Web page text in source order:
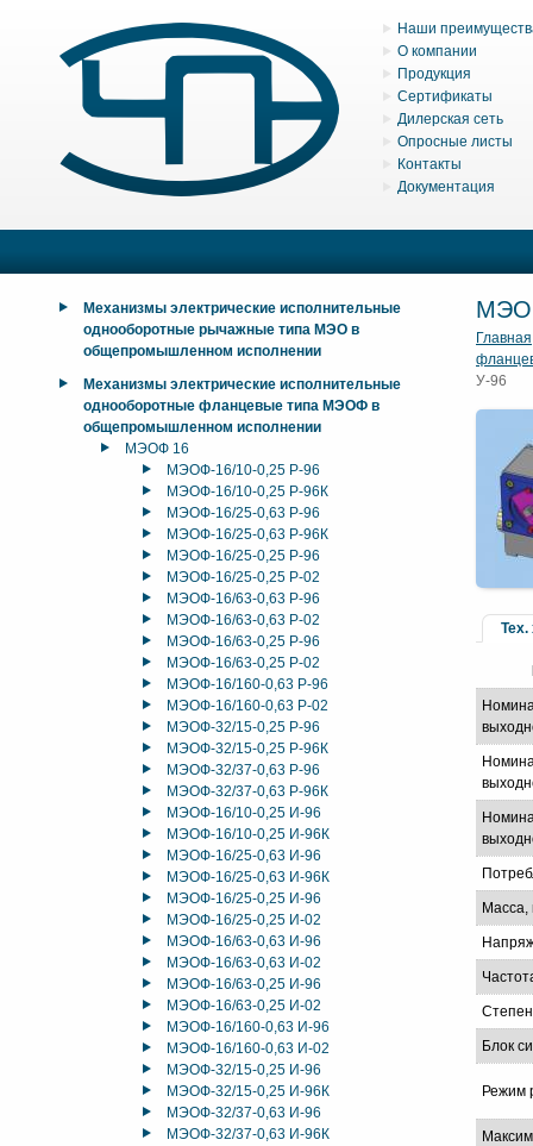
Наши
О компании
Продукция
Сертификаты
Дилерская сеть
Опросные листы
Контакты
Документация
Механизмы электрические исполнительные
однооборотные рычажные типа МЭО в
общепромышленном исполнении
Механизмы электрические исполнительные
однооборотные фланцевые типа МЭОФ в
общепромышленном исполнении
МЭОФ 16
МЭОФ-16/10-0,25 Р-96
МЭОФ-16/10-0,25 Р-96К
МЭОФ-16/25-0,63 Р-96
МЭОФ-16/25-0,63 Р-96К
МЭОФ-16/25-0,25 Р-96
МЭОФ-16/25-0,25 Р-02
МЭОФ-16/63-0,63 Р-96
МЭОФ-16/63-0,63 Р-02
МЭОФ-16/63-0,25 Р-96
МЭОФ-16/63-0,25 Р-02
МЭОФ-16/160-0,63 Р-96
МЭОФ-16/160-0,63 Р-02
МЭОФ-32/15-0,25 Р-96
МЭОФ-32/15-0,25 Р-96К
МЭОФ-32/37-0,63 Р-96
МЭОФ-32/37-0,63 Р-96К
МЭОФ-16/10-0,25 И-96
МЭОФ-16/10-0,25 И-96К
МЭОФ-16/25-0,63 И-96
МЭОФ-16/25-0,63 И-96К
МЭОФ-16/25-0,25 И-96
МЭОФ-16/25-0,25 И-02
МЭОФ-16/63-0,63 И-96
МЭОФ-16/63-0,63 И-02
МЭОФ-16/63-0,25 И-96
МЭОФ-16/63-0,25 И-02
МЭОФ-16/160-0,63 И-96
МЭОФ-16/160-0,63 И-02
МЭОФ-32/15-0,25 И-96
МЭОФ-32/15-0,25 И-96К
МЭОФ-32/37-0,63 И-96
МЭОФ-32/37-0,63 И-96К
Главная
У-96
Тех.
Масса,
Блок
Режим